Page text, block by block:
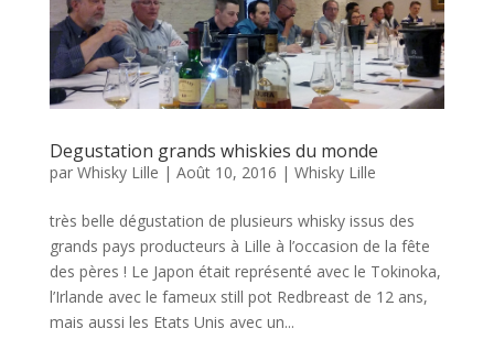
Degustation grands whiskies du monde
par Whisky Lille | Août 10, 2016 | Whisky Lille
très belle dégustation de plusieurs whisky issus des
grands pays producteurs à Lille à l’occasion de la fête
des pères ! Le Japon était représenté avec le Tokinoka,
l’Irlande avec le fameux still pot Redbreast de 12 ans,
mais aussi les Etats Unis avec un...